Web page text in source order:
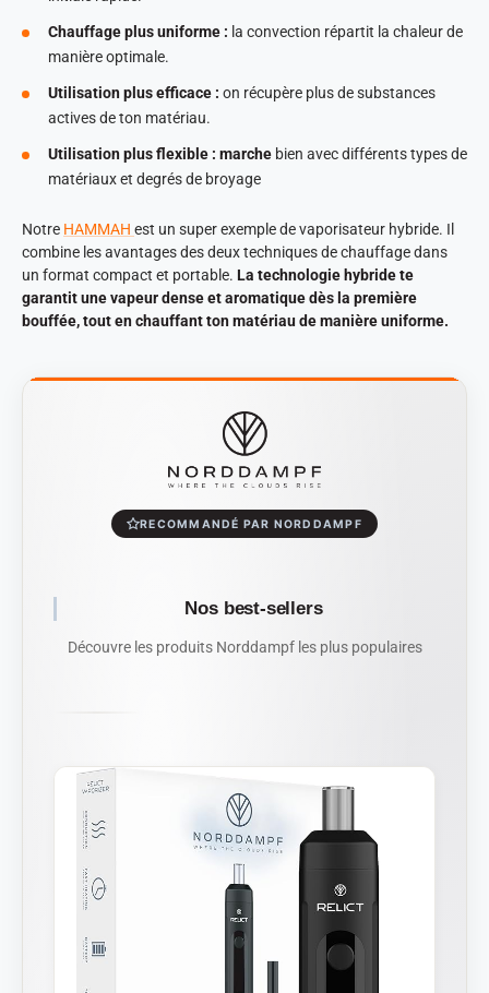
Chauffage plus uniforme : la convection répartit la chaleur de
manière optimale.
Utilisation plus efficace : on récupère plus de substances
actives de ton matériau.
Utilisation plus flexible : marche bien avec différents types de
matériaux et degrés de broyage
Notre HAMMAH est un super exemple de vaporisateur hybride. Il
combine les avantages des deux techniques de chauffage dans
un format compact et portable. La technologie hybride te
garantit une vapeur dense et aromatique dès la première
bouffée, tout en chauffant ton matériau de manière uniforme.
RECOMMANDÉ PAR NORDDAMPF
Nos best-sellers
Découvre les produits Norddampf les plus populaires